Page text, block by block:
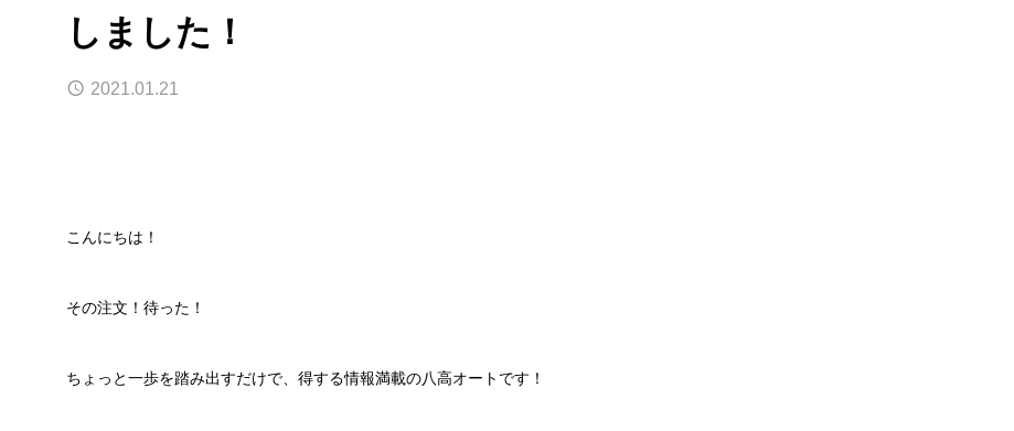
しました！
2021.01.21
こんにちは！
その注文！待った！
ちょっと一歩を踏み出すだけで、得する情報満載の八高オートです！